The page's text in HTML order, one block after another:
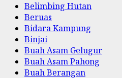
Belimbing Hutan
Beruas
Bidara Kampung
Binjai
Buah Asam Gelugur
Buah Asam Pahong
Buah Berangan